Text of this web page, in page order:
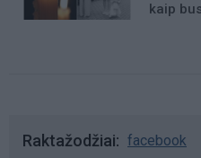
kaip
Raktažodžiai facebook